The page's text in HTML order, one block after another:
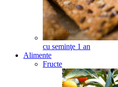
cu seminţe 1 an
Alimente
Fructe